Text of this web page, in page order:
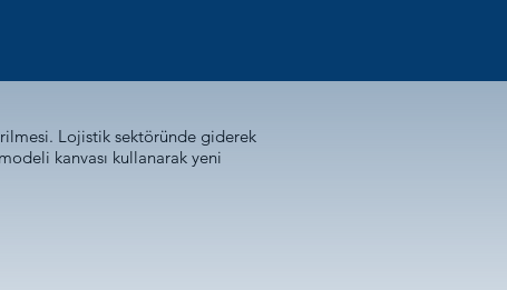
Lojistik sektöründe giderek
kanvası kullanarak yeni